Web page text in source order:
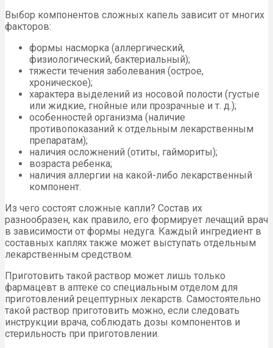
Выбор компонентов сложных капель зависит от многих
факторов:
формы насморка (аллергический,
физиологический, бактериальный);
тяжести течения заболевания (острое,
хроническое);
характера выделений из носовой полости (густые
или жидкие, гнойные или прозрачные и т. д.);
особенностей организма (наличие
противопоказаний к отдельным лекарственным
препаратам);
наличия осложнений (отиты, гаймориты);
возраста ребенка;
наличия аллергии на какой-либо лекарственный
компонент.
Из чего состоят сложные капли? Состав их
разнообразен, как правило, его формирует лечащий врач
в зависимости от формы недуга. Каждый ингредиент в
составных каплях также может выступать отдельным
лекарственным средством.
Приготовить такой раствор может лишь только
фармацевт в аптеке со специальным отделом для
приготовлений рецептурных лекарств. Самостоятельно
такой раствор приготовить можно, если следовать
инструкции врача, соблюдать дозы компонентов и
стерильность при приготовлении.